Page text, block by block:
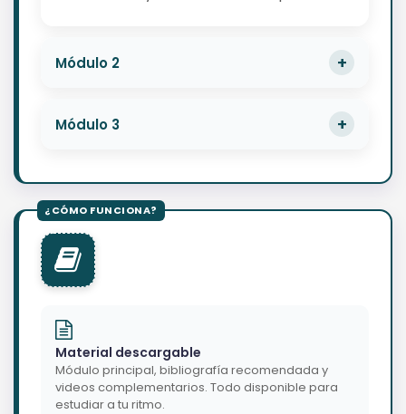
Módulo 2
Módulo 3
Material descargable
Módulo principal, bibliografía recomendada y
videos complementarios. Todo disponible para
estudiar a tu ritmo.